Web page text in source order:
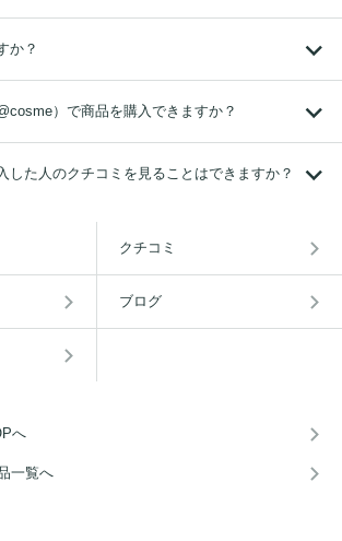
か？
）で商品を購入できますか？
した人のクチコミを見ることはできますか？
クチコミ
ブログ
へ
一覧へ